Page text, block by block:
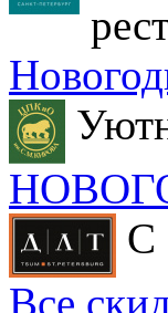
С
Все